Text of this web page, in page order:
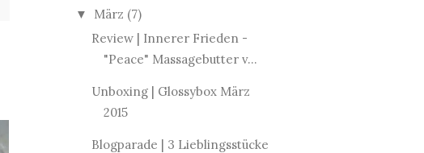
▼ März (7)
Review | Innerer Frieden -
"Peace" Massagebutter v...
Unboxing | Glossybox März
2015
Blogparade | 3 Lieblingsstücke